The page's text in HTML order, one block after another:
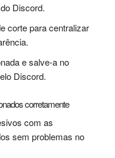
Discord.
corte para centralizar
e salve-a no
Discord.
corretamente
com as
sem problemas no